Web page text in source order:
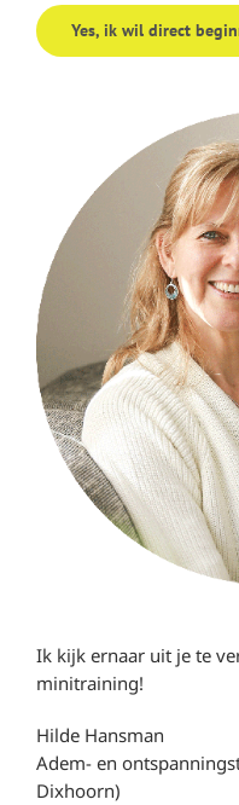
Yes, ik wil direct
Ik kijk ernaar uit je te
minitraining!
Hilde Hansman
Adem- en
Dixhoorn)